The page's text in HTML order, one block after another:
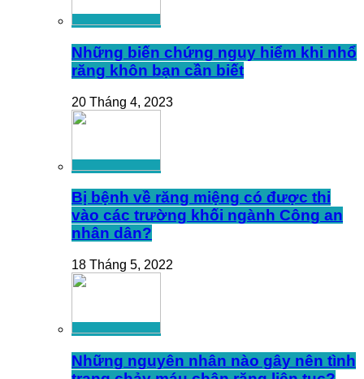
Những biến chứng nguy hiểm khi nhổ
răng khôn bạn cần biết
20 Tháng 4, 2023
Bị bệnh về răng miệng có được thi
vào các trường khối ngành Công an
nhân dân?
18 Tháng 5, 2022
Những nguyên nhân nào gây nên tình